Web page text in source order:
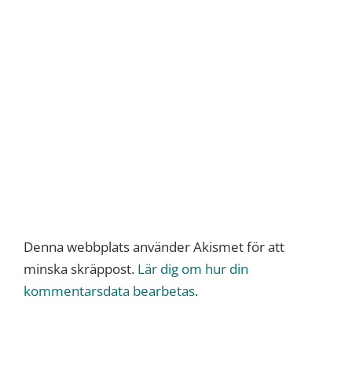
Denna webbplats använder Akismet för att
minska skräppost. Lär dig om hur din
kommentarsdata bearbetas.